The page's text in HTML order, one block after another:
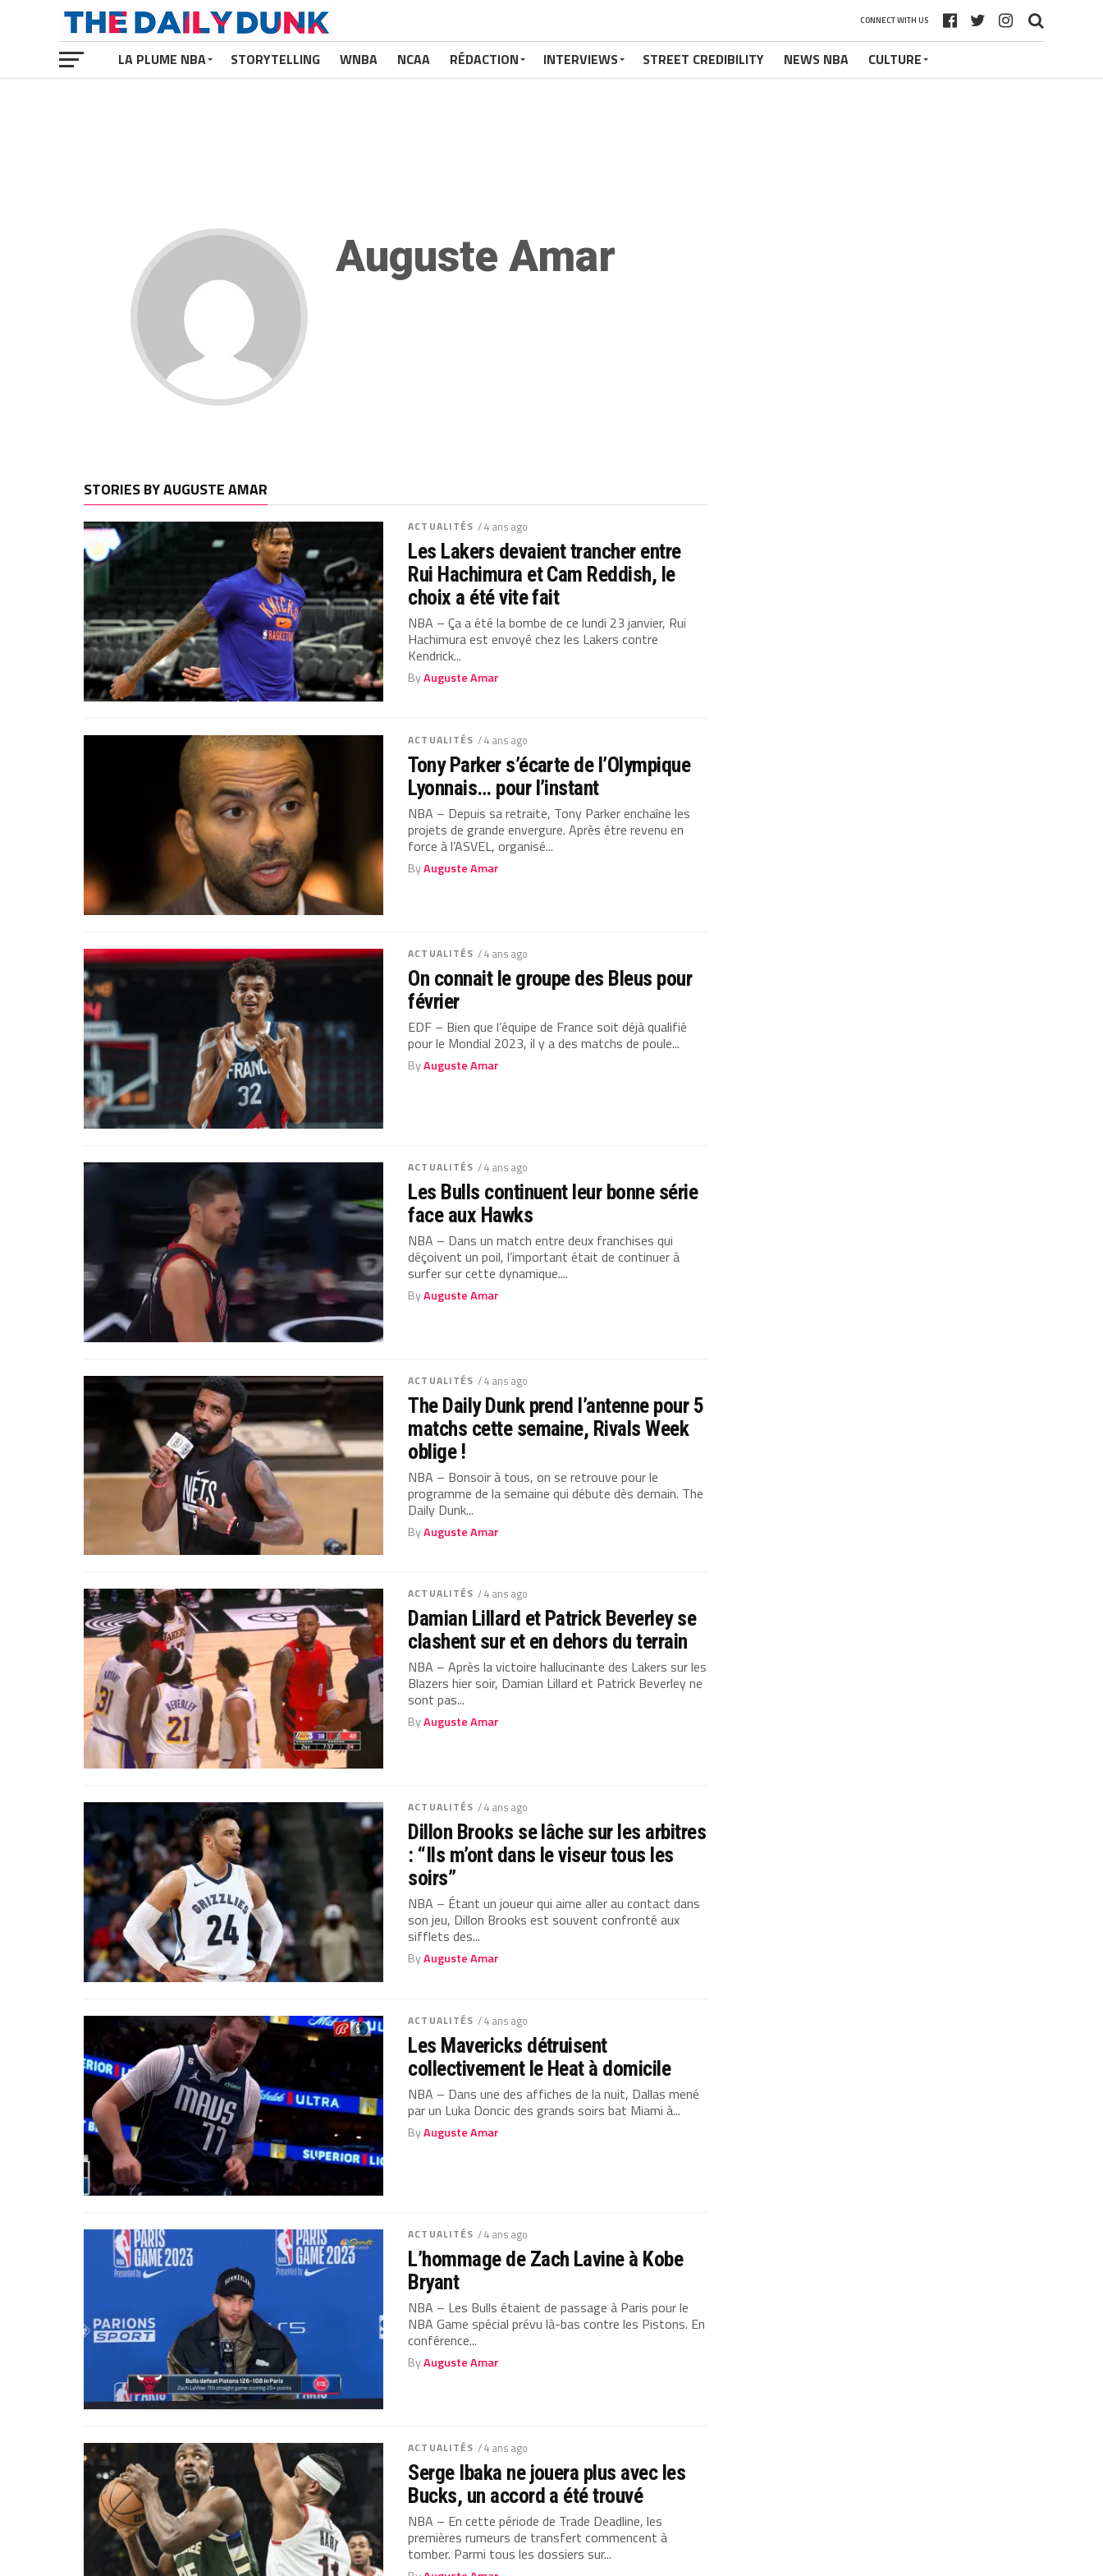
CONNECT WITH US
LA PLUME NBA STORYTELLING WNBA NCAA RÉDACTION INTERVIEWS STREET CREDIBILITY NEWS NBA CULTURE
Auguste Amar
STORIES BY AUGUSTE AMAR
ACTUALITÉS / 4 ans ago
Les Lakers devaient trancher entre
Rui Hachimura et Cam Reddish, le
choix a été vite fait
NBA – Ça a été la bombe de ce lundi 23 janvier, Rui
Hachimura est envoyé chez les Lakers contre
Kendrick...
ByAuguste Amar
ACTUALITÉS / 4 ans ago
Tony Parker s’écarte de l’Olympique
Lyonnais… pour l’instant
NBA – Depuis sa retraite, Tony Parker enchaîne les
projets de grande envergure. Après être revenu en
force à l’ASVEL, organisé...
ByAuguste Amar
ACTUALITÉS / 4 ans ago
On connait le groupe des Bleus pour
février
EDF – Bien que l’équipe de France soit déjà qualifié
pour le Mondial 2023, il y a des matchs de poule...
ByAuguste Amar
ACTUALITÉS / 4 ans ago
Les Bulls continuent leur bonne série
face aux Hawks
NBA – Dans un match entre deux franchises qui
déçoivent un poil, l’important était de continuer à
surfer sur cette dynamique....
ByAuguste Amar
ACTUALITÉS / 4 ans ago
The Daily Dunk prend l’antenne pour 5
matchs cette semaine, Rivals Week
oblige !
NBA – Bonsoir à tous, on se retrouve pour le
programme de la semaine qui débute dès demain. The
Daily Dunk...
ByAuguste Amar
ACTUALITÉS / 4 ans ago
Damian Lillard et Patrick Beverley se
clashent sur et en dehors du terrain
NBA – Après la victoire hallucinante des Lakers sur les
Blazers hier soir, Damian Lillard et Patrick Beverley ne
sont pas...
ByAuguste Amar
ACTUALITÉS / 4 ans ago
Dillon Brooks se lâche sur les arbitres
: “Ils m’ont dans le viseur tous les
soirs”
NBA – Étant un joueur qui aime aller au contact dans
son jeu, Dillon Brooks est souvent confronté aux
sifflets des...
ByAuguste Amar
ACTUALITÉS / 4 ans ago
Les Mavericks détruisent
collectivement le Heat à domicile
NBA – Dans une des affiches de la nuit, Dallas mené
par un Luka Doncic des grands soirs bat Miami à...
ByAuguste Amar
ACTUALITÉS / 4 ans ago
L’hommage de Zach Lavine à Kobe
Bryant
NBA – Les Bulls étaient de passage à Paris pour le
NBA Game spécial prévu là-bas contre les Pistons. En
conférence...
ByAuguste Amar
ACTUALITÉS / 4 ans ago
Serge Ibaka ne jouera plus avec les
Bucks, un accord a été trouvé
NBA – En cette période de Trade Deadline, les
premières rumeurs de transfert commencent à
tomber. Parmi tous les dossiers sur...